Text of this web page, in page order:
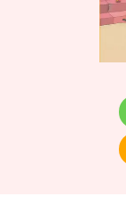
Contes d'ici et
Princesses et
Ogres, monstres